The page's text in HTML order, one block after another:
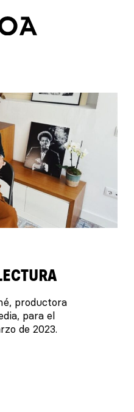
productora
para el
de 2023.